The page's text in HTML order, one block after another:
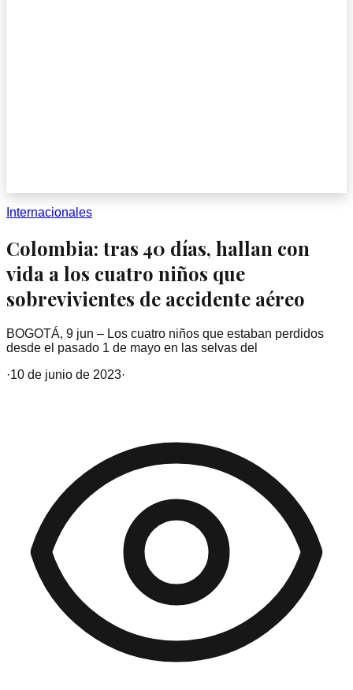
Internacionales
Colombia: tras 40 días, hallan con
vida a los cuatro niños que
sobrevivientes de accidente aéreo
BOGOTÁ, 9 jun – Los cuatro niños que estaban perdidos
desde el pasado 1 de mayo en las selvas del
·10 de junio de 2023·